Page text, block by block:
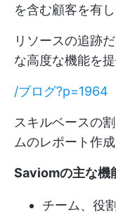
を含む顧客を有し
リソースの追跡
な高度な機能を
/ブログ?p=1964
スキルベースの
ムのレポート作成
Saviomの主な機
チーム、役